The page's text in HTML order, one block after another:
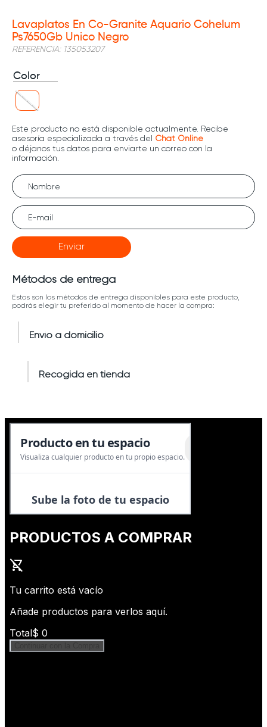
Lavaplatos En Co-Granite Aquario Cohelum
Ps7650Gb Unico Negro
REFERENCIA: 135053207
Color
Enviar
Métodos de entrega
Estos son los métodos de entrega disponibles para este producto,
podrás elegir tu preferido al momento de hacer la compra:
Envío a domicilio
Recogida en tienda